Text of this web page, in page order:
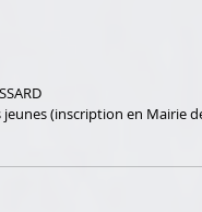
jeunes (inscription en Mairie